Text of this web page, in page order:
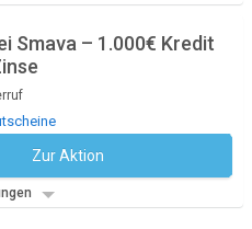
Smava – 1.000€ Kredit
Zur Aktion